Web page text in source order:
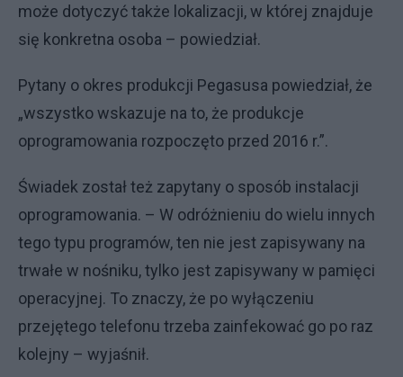
może dotyczyć także lokalizacji, w której znajduje
się konkretna osoba – powiedział.
Pytany o okres produkcji Pegasusa powiedział, że
„wszystko wskazuje na to, że produkcje
oprogramowania rozpoczęto przed 2016 r.”.
Świadek został też zapytany o sposób instalacji
oprogramowania. – W odróżnieniu do wielu innych
tego typu programów, ten nie jest zapisywany na
trwałe w nośniku, tylko jest zapisywany w pamięci
operacyjnej. To znaczy, że po wyłączeniu
przejętego telefonu trzeba zainfekować go po raz
kolejny – wyjaśnił.